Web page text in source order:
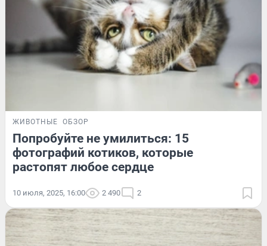
ЖИВОТНЫЕ ОБЗОР
Попробуйте не умилиться: 15
фотографий котиков, которые
растопят любое сердце
10 июля, 2025, 16:00 2 490 2